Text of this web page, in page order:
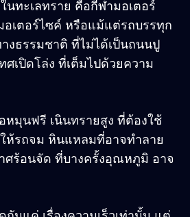
นทะเลทราย คือกีฬามอเตอร์
เตอร์ไซค์ หรือแม้แต่รถบรรทุก
งธรรมชาติ ที่ไม่ได้เป็นถนนปู
ศเปิดโล่ง ที่เต็มไปด้วยความ
หมุนฟรี เนินทรายสูง ที่ต้องใช้
ให้รถจม หินแหลมที่อาจทำลาย
ศร้อนจัด ที่บางครั้งอุณหภูมิ อาจ